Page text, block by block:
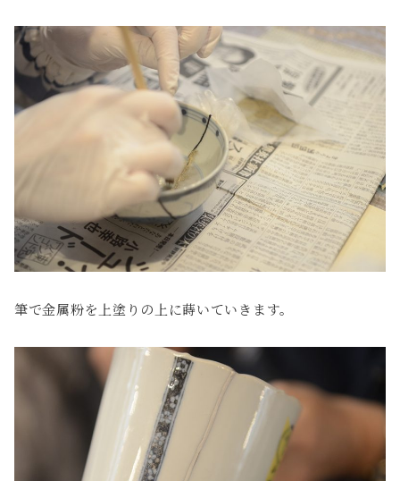
筆で金属粉を上塗りの上に蒔いていきます。